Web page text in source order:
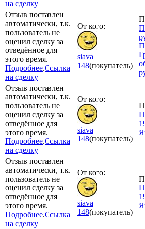
на сделку
Отзыв поставлен
автоматически, т.к.
пользователь не
оценил сделку за
отведённое для
этого время.
Подробнее.Ссылка
на сделку
От кого:
siava
148(покупатель)
Отзыв поставлен
автоматически, т.к.
пользователь не
оценил сделку за
отведённое для
этого время.
Подробнее.Ссылка
на сделку
От кого:
siava
148(покупатель)
Отзыв поставлен
автоматически, т.к.
пользователь не
оценил сделку за
отведённое для
этого время.
Подробнее.Ссылка
на сделку
От кого:
siava
148(покупатель)